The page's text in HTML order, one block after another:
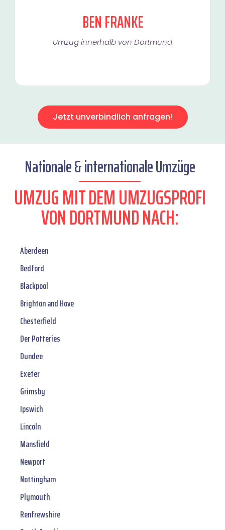
BEN FRANKE
Umzug innerhalb von Dortmund​
Jetzt unverbindlich anfragen!
Nationale & internationale Umzüge
UMZUG MIT DEM UMZUGSPROFI
VON DORTMUND NACH:
Aberdeen
Bedford
Blackpool
Brighton and Hove
Chesterfield
Der Potteries
Dundee
Exeter
Grimsby
Ipswich
Lincoln
Mansfield
Newport
Nottingham
Plymouth
Renfrewshire